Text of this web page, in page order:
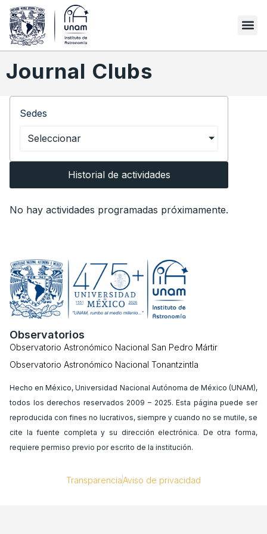
Journal Clubs
No hay actividades programadas próximamente.
Sedes
Seleccionar
Historial de actividades
Observatorios
Observatorio Astronómico Nacional San Pedro Mártir
Observatorio Astronómico Nacional Tonantzintla
Hecho en México, Universidad Nacional Autónoma de México (UNAM),
todos los derechos reservados 2009 – 2025. Esta página puede ser
reproducida con fines no lucrativos, siempre y cuando no se mutile, se
cite la fuente completa y su dirección electrónica. De otra forma,
requiere permiso previo por escrito de la institución.
TransparenciaAviso de privacidad